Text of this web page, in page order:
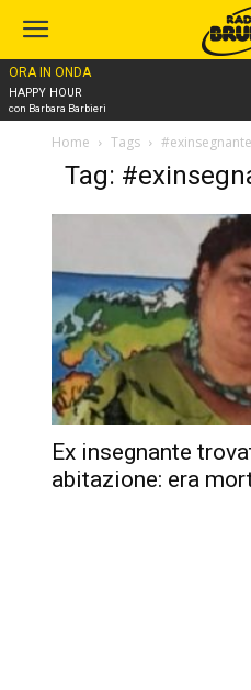
ORA IN ONDA
HAPPY HOUR
con Barbara Barbieri
Home Tags #exinsegnante
Tag:
Ex insegnante
abitazione: era